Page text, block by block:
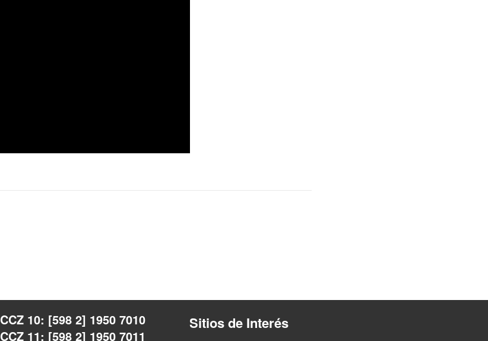
CCZ 10: [598 2] 1950 7010
CCZ 11: [598 2] 1950 7011
Sitios de Interés